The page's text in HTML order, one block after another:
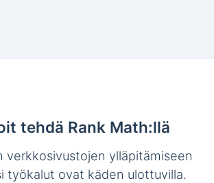
tehdä Rank Math:llä
verkkosivustojen ylläpitämiseen
työkalut ovat käden ulottuvilla.